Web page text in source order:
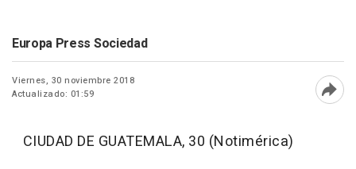
Europa Press Sociedad
Viernes, 30 noviembre 2018
Actualizado: 01:59
CIUDAD DE GUATEMALA, 30 (Notimérica)